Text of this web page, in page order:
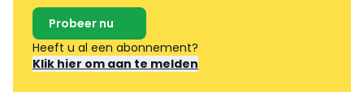
Probeer nu
Heeft u al een abonnement?
Klik hier om aan te melden